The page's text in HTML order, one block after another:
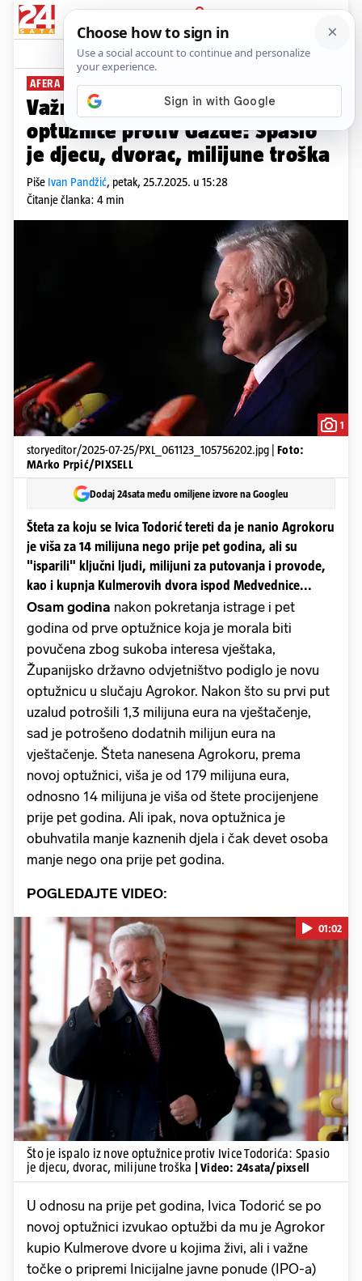
PRIJAVA
News Komentari
AFERA AGROKOR
Važno je i što je ispalo iz nove
optužnice protiv Gazde: Spasio
je djecu, dvorac, milijune troška
Piše Ivan Pandžić, petak, 25.7.2025. u 15:28
Čitanje članka: 4 min
1
storyeditor/2025-07-25/PXL_061123_105756202.jpg | Foto:
MArko Prpić/PIXSELL
Dodaj 24sata među omiljene izvore na Googleu
Šteta za koju se Ivica Todorić tereti da je nanio Agrokoru
je viša za 14 milijuna nego prije pet godina, ali su
"isparili" ključni ljudi, milijuni za putovanja i provode,
kao i kupnja Kulmerovih dvora ispod Medvednice...
Osam godina nakon pokretanja istrage i pet
godina od prve optužnice koja je morala biti
povučena zbog sukoba interesa vještaka,
Županijsko državno odvjetništvo podiglo je novu
optužnicu u slučaju Agrokor. Nakon što su prvi put
uzalud potrošili 1,3 milijuna eura na vještačenje,
sad je potrošeno dodatnih milijun eura na
vještačenje. Šteta nanesena Agrokoru, prema
novoj optužnici, viša je od 179 milijuna eura,
odnosno 14 milijuna je viša od štete procijenjene
prije pet godina. Ali ipak, nova optužnica je
obuhvatila manje kaznenih djela i čak devet osoba
manje nego ona prije pet godina.
POGLEDAJTE VIDEO:
Pokretanje videa...
01:02
Što je ispalo iz nove optužnice protiv Ivice Todorića: Spasio
je djecu, dvorac, milijune troška
| Video: 24sata/pixsell
U odnosu na prije pet godina, Ivica Todorić se po
novoj optužnici izvukao optužbi da mu je Agrokor
kupio Kulmerove dvore u kojima živi, ali i važne
točke o pripremi Inicijalne javne ponude (IPO-a)